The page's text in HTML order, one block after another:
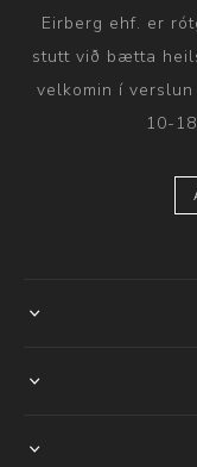
Eirberg ehf. er
stutt við bætta
velkomin í
10-